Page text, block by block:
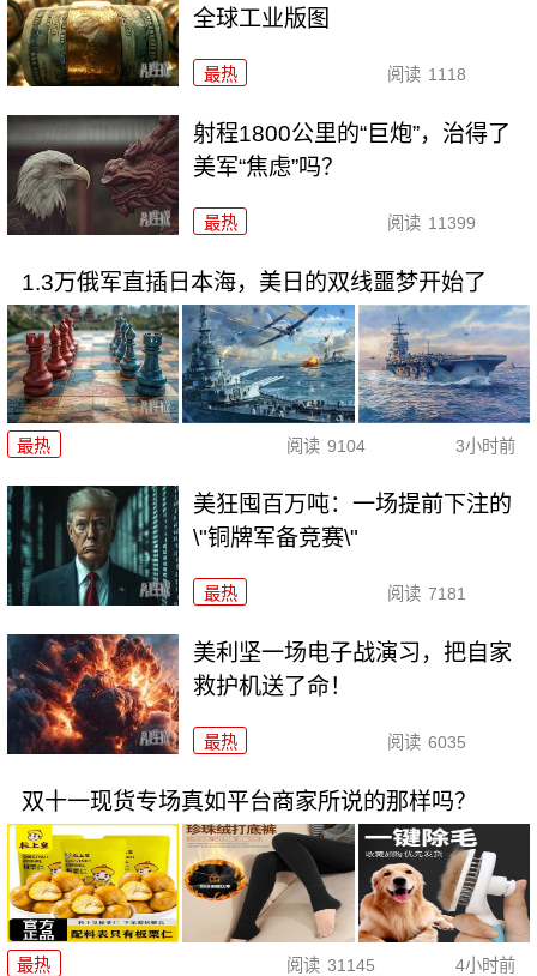
全球工业版图
最热 阅读 1118
射程1800公里的“巨炮”，治得了
美军“焦虑”吗？
最热 阅读 11399
1.3万俄军直插日本海，美日的双线噩梦开始了
最热 阅读 9104 3小时前
美狂囤百万吨：一场提前下注的
\"铜牌军备竞赛\"
最热 阅读 7181
美利坚一场电子战演习，把自家
救护机送了命！
最热 阅读 6035
双十一现货专场真如平台商家所说的那样吗？
最热 阅读 31145 4小时前